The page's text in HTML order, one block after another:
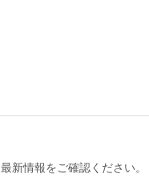
新情報をご確認ください。